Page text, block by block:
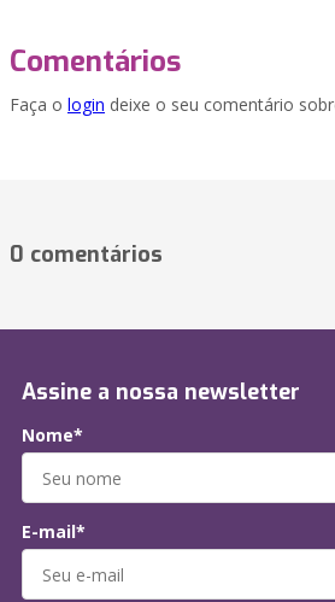
Comentários
Faça o login deixe o seu comentário
0 comentários
Assine a nossa newsletter
Nome*
E-mail*